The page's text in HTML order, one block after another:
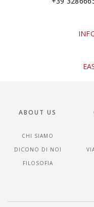
ABOUT US
CHI SIAMO
DICONO DI NOI
FILOSOFIA